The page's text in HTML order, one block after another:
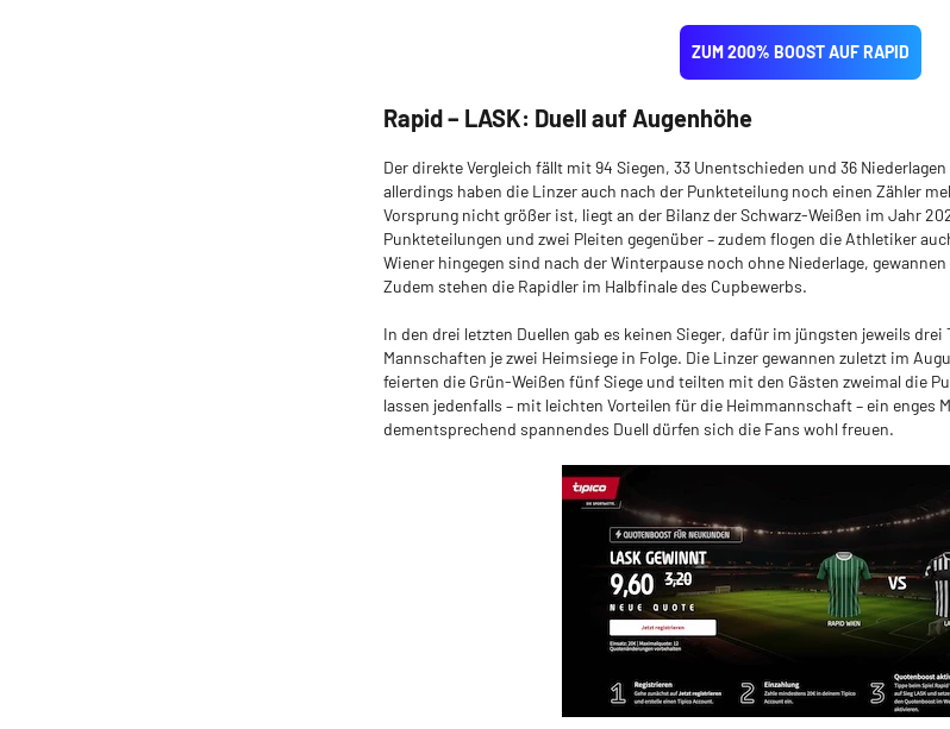
ZUM 200% BOOST AUF RAPID
Rapid – LASK: Duell auf Augenhöhe
Der direkte Vergleich fällt mit 94 Siegen, 33 Unentschieden und 36
allerdings haben die Linzer auch nach der Punkteteilung noch einen Zähler
Vorsprung nicht größer ist, liegt an der Bilanz der Schwarz-Weißen im Jahr
Punkteteilungen und zwei Pleiten gegenüber – zudem flogen die Athletiker
Wiener hingegen sind nach der Winterpause noch ohne Niederlage,
Zudem stehen die Rapidler im Halbfinale des Cupbewerbs.
In den drei letzten Duellen gab es keinen Sieger, dafür im jüngsten jeweils
Mannschaften je zwei Heimsiege in Folge. Die Linzer gewannen zuletzt im
feierten die Grün-Weißen fünf Siege und teilten mit den Gästen zweimal die
lassen jedenfalls – mit leichten Vorteilen für die Heimmannschaft – ein enges
dementsprechend spannendes Duell dürfen sich die Fans wohl freuen.